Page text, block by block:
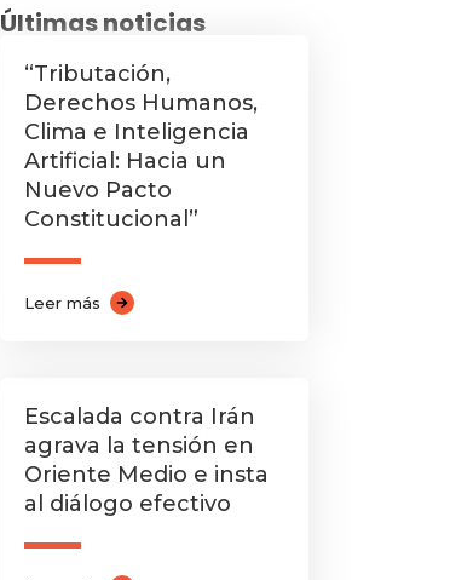
Últimas noticias
“Tributación,
Derechos Humanos,
Clima e Inteligencia
Artificial: Hacia un
Nuevo Pacto
Constitucional”
Leer más
Escalada contra Irán
agrava la tensión en
Oriente Medio e insta
al diálogo efectivo